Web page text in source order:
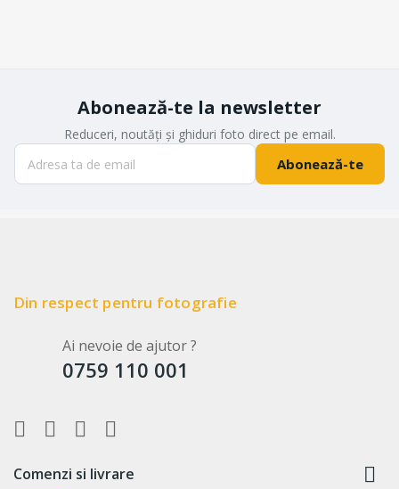
Abonează-te la newsletter
Reduceri, noutăți și ghiduri foto direct pe email.
Abonează-te
Din respect pentru fotografie
Ai nevoie de ajutor ?
0759 110 001
Comenzi si livrare 